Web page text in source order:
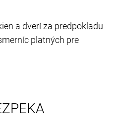
a dverí za predpokladu
platných pre